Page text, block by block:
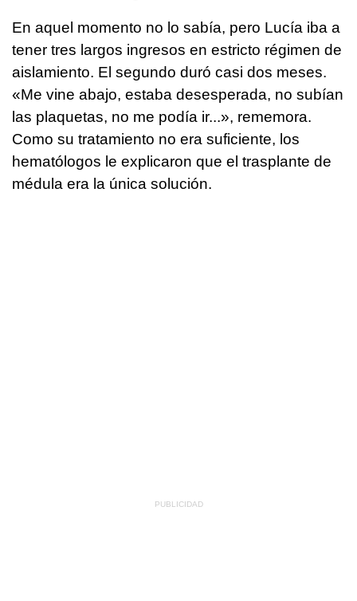
En aquel momento no lo sabía, pero Lucía iba a
tener tres largos ingresos en estricto régimen de
aislamiento. El segundo duró casi dos meses.
«Me vine abajo, estaba desesperada, no subían
las plaquetas, no me podía ir...», rememora.
Como su tratamiento no era suficiente, los
hematólogos le explicaron que el trasplante de
médula era la única solución.